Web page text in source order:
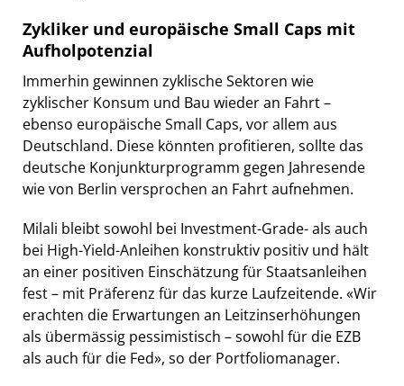
Zykliker und europäische Small Caps mit
Aufholpotenzial
Immerhin gewinnen zyklische Sektoren wie
zyklischer Konsum und Bau wieder an Fahrt –
ebenso europäische Small Caps, vor allem aus
Deutschland. Diese könnten profitieren, sollte das
deutsche Konjunkturprogramm gegen Jahresende
wie von Berlin versprochen an Fahrt aufnehmen.
Milali bleibt sowohl bei Investment-Grade- als auch
bei High-Yield-Anleihen konstruktiv positiv und hält
an einer positiven Einschätzung für Staatsanleihen
fest – mit Präferenz für das kurze Laufzeitende. «Wir
erachten die Erwartungen an Leitzinserhöhungen
als übermässig pessimistisch – sowohl für die EZB
als auch für die Fed», so der Portfoliomanager.